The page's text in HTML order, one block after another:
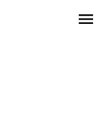
menu